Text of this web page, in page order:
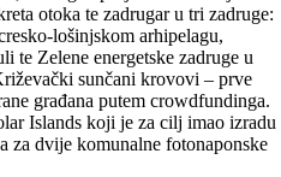
otoka te zadrugar u tri zadruge:
lošinjskom arhipelagu,
te Zelene energetske zadruge u
sunčani krovovi – prve
građana putem crowdfundinga.
Islands koji je za cilj imao izradu
za dvije komunalne fotonaponske